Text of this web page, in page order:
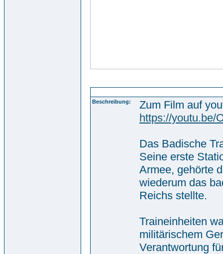
Beschreibung:
Zum Film auf
https://youtu.be/
Das Badische
Seine erste
Armee, gehörte
wiederum das
Reichs stellte.
Traineinheiten
militärischem
Verantwortung